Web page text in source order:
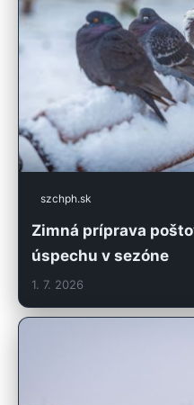
szchph.sk
Zimná príprava
úspechu v sezóne
1. 7. 2026